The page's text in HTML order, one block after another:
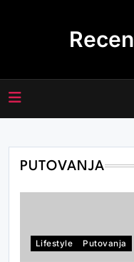
PUTOVANJA
Lifestyle Putovanja